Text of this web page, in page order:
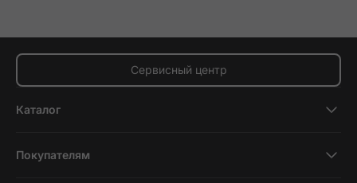
Сервисный центр
Каталог
Планшеты
Покупателям